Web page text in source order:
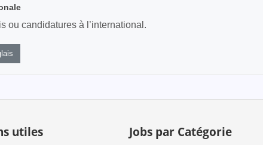
ou candidatures à l’international.
utiles
Jobs par Catégorie